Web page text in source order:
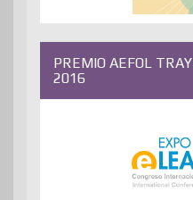
PREMIO AEFOL
2016